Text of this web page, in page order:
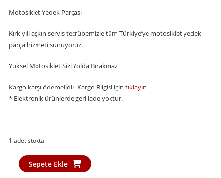
Motosiklet Yedek Parçası
Kırk yılı aşkın servis tecrübemizle tüm Türkiye’ye motosiklet yedek
parça hizmeti sunuyoruz.
Yüksel Motosiklet Sizi Yolda Bırakmaz
Kargo karşı ödemelidir. Kargo Bilgisi için tıklayın.
* Elektronik ürünlerde geri iade yoktur.
1 adet stokta
Honda Sepete Ekle